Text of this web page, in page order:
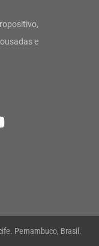
e
Pernambuco, Brasil.